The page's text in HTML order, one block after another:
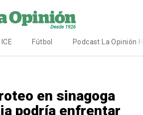
ICE Fútbol Podcast La Opinión
en sinagoga
podría enfrentar